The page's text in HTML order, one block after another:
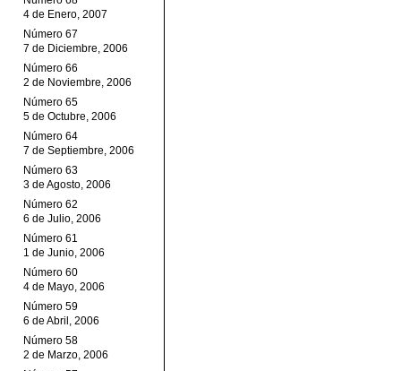
4 de Enero, 2007
Número 67
7 de Diciembre, 2006
Número 66
2 de Noviembre, 2006
Número 65
5 de Octubre, 2006
Número 64
7 de Septiembre, 2006
Número 63
3 de Agosto, 2006
Número 62
6 de Julio, 2006
Número 61
1 de Junio, 2006
Número 60
4 de Mayo, 2006
Número 59
6 de Abril, 2006
Número 58
2 de Marzo, 2006